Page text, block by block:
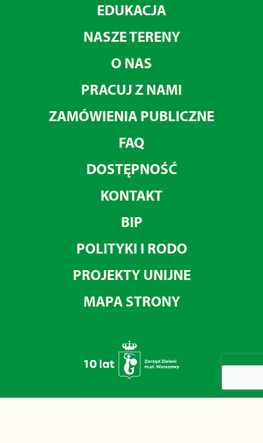
EDUKACJA
NASZE TERENY
O NAS
PRACUJ Z NAMI
ZAMÓWIENIA PUBLICZNE
FAQ
DOSTĘPNOŚĆ
KONTAKT
BIP
POLITYKI I RODO
PROJEKTY UNIJNE
MAPA STRONY